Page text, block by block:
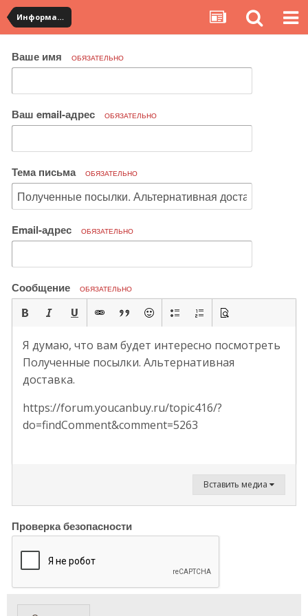
Информация по полученным посылкам
Ваше имя ОБЯЗАТЕЛЬНО
Ваш email-адрес ОБЯЗАТЕЛЬНО
Тема письма ОБЯЗАТЕЛЬНО
Email-адрес ОБЯЗАТЕЛЬНО
Сообщение ОБЯЗАТЕЛЬНО
Я думаю, что вам будет интересно посмотреть
Полученные посылки. Альтернативная
доставка.
https://forum.youcanbuy.ru/topic416/?
do=findComment&comment=5263
Вставить медиа
Проверка безопасности